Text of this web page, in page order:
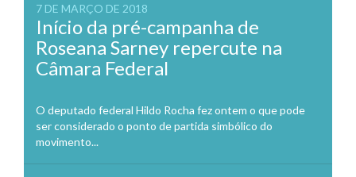
7 DE MARÇO DE 2018
Início da pré-campanha de
Roseana Sarney repercute na
Câmara Federal
O deputado federal Hildo Rocha fez ontem o que pode
ser considerado o ponto de partida simbólico do
movimento...